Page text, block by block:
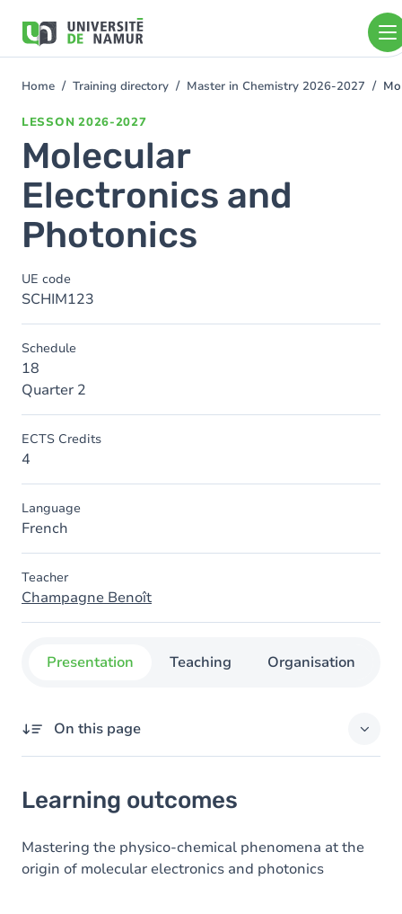
main
You
Home Training directory Master in Chemistry 2026-2027
LESSON 2026-2027
Molecular
Electronics and
Photonics
UE code
SCHIM123
Schedule
18
Quarter 2
ECTS Credits
4
Language
French
Teacher
Champagne Benoît
Presentation Teaching Organisation
On this page
Goals
Content
Learning outcomes
Mastering the physico-chemical phenomena at the
origin of molecular electronics and photonics